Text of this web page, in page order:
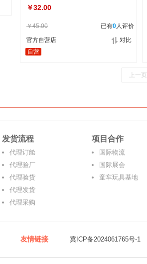
￥32.00
￥45.00 已有0人评价
官方自营店
对比
自营
上一页
发货流程
代理订舱
代理验厂
代理验货
代理发货
代理采购
项目合作
国际物流
国际展会
童车玩具基地
友情链接 冀ICP备2024061765号-1